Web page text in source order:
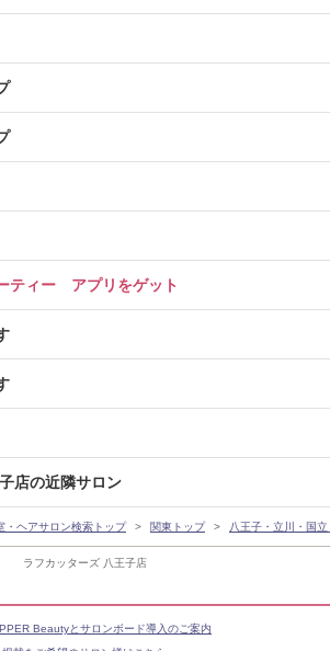
ラフカッターズ 八王子店
ティー アプリをゲット
店の近隣サロン
・ヘアサロン検索トップ 関東トップ 八王子・立川・国
Beautyとサロンボード導入のご案内